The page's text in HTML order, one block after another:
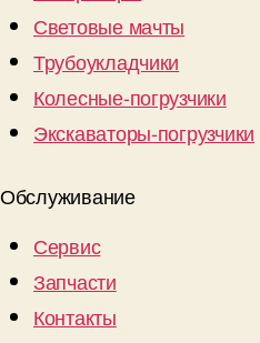
Световые мачты
Трубоукладчики
Колесные-погрузчики
Экскаваторы-погрузчики
Обслуживание
Сервис
Запчасти
Контакты